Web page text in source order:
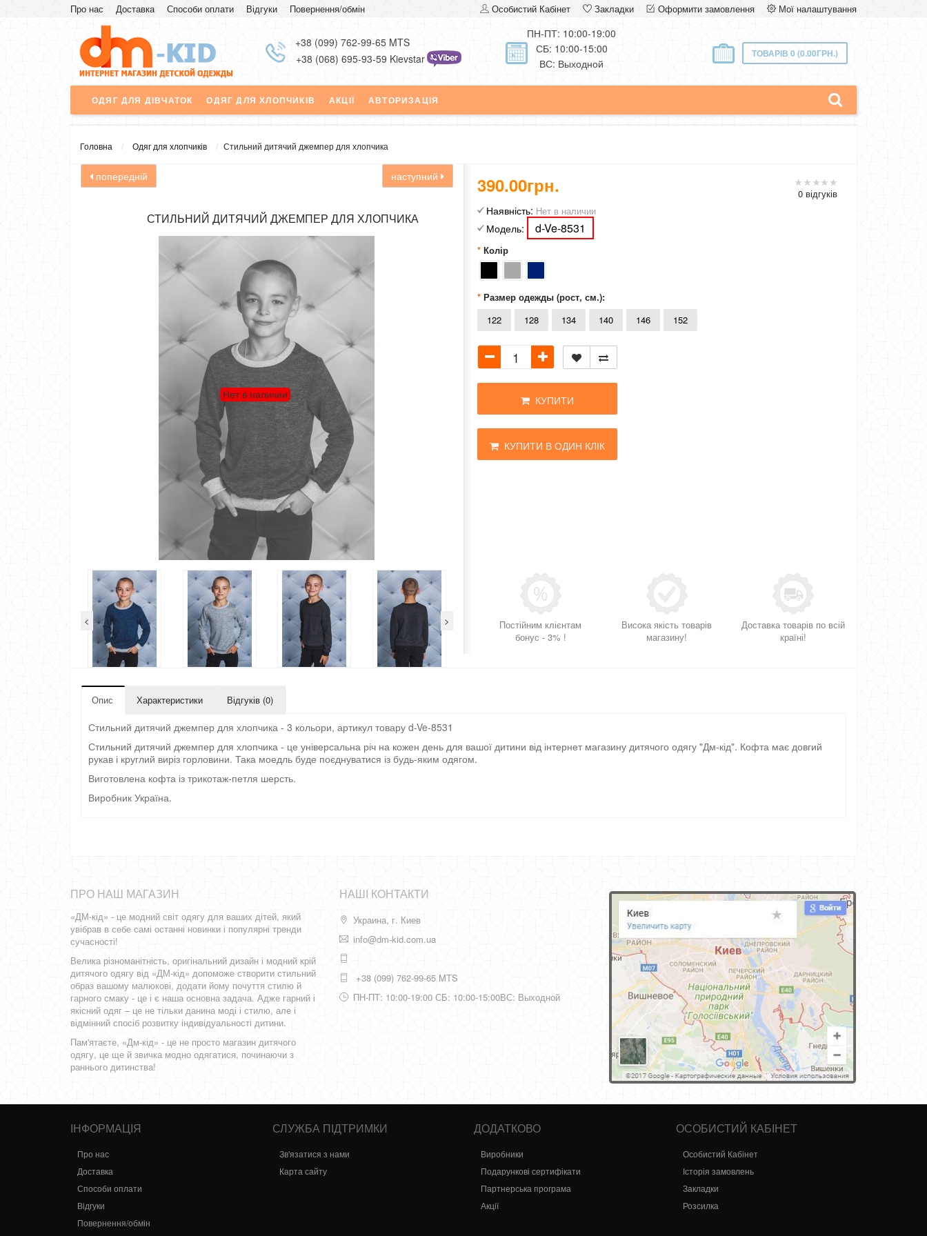
Про нас Доставка Способи оплати Відгуки
Повернення/обмін
Особистий Кабінет Закладки Оформити замовлення Мої налаштування
+38 (099) 762-99-65 MTS
+38 (068) 695-93-59 Kievstar
ПН-ПТ: 10:00-19:00
СБ: 10:00-15:00
ВС: Выходной
ТОВАРІВ 0 (0.00ГРН.)
ОДЯГ ДЛЯ ДІВЧАТОК ОДЯГ ДЛЯ ХЛОПЧИКІВ АКЦІЇ АВТОРИЗАЦІЯ
Головна Одяг для хлопчиків Стильний дитячий джемпер для хлопчика
попередній наступний
СТИЛЬНИЙ ДИТЯЧИЙ ДЖЕМПЕР ДЛЯ ХЛОПЧИКА
Нет в наличии
< >
0 відгуків
390.00грн.
Наявність: Нет в наличии
Модель: d-Ve-8531
Колір
Размер одежды (рост, см.):
122
128 134 140 146 152
КУПИТИ
КУПИТИ В ОДИН КЛІК
Постійним клієнтам
бонус - 3% !
Висока якість товарів
магазину!
Доставка товарів по всій
країні!
Опис Характеристики Відгуків (0)
Стильний дитячий джемпер для хлопчика - 3 кольори, артикул товару d-Ve-8531
Стильний дитячий джемпер для хлопчика - це універсальна річ на кожен день для вашої дитини від інтернет магазину дитячого одягу "Дм-кід". Кофта має довгий
рукав і круглий виріз горловини. Така моедль буде поєднуватися із будь-яким одягом.
Виготовлена кофта із трикотаж-петля шерсть.
Виробник Україна.
ПРО НАШ МАГАЗИН
«ДМ-кід» - це модний світ одягу для ваших дітей, який
увібрав в себе самі останні новинки і популярні тренди
сучасності!
Велика різноманітність, оригінальний дизайн і модний крій
дитячого одягу від «ДМ-кід» допоможе створити стильний
образ вашому малюкові, додати йому почуття стилю й
гарного смаку - це і є наша основна задача. Адже гарний і
якісний одяг – це не тільки данина моді і стилю, але і
відмінний спосіб розвитку індивідуальності дитини.
Пам'ятаєте, «Дм-кід» - це не просто магазин дитячого
одягу, це ще й звичка модно одягатися, починаючи з
раннього дитинства!
НАШІ КОНТАКТИ
Украина, г. Киев
info@dm-kid.com.ua
+38 (099) 762-99-65 MTS
ПН-ПТ: 10:00-19:00 СБ: 10:00-15:00ВС: Выходной
ІНФОРМАЦІЯ
Про нас
Доставка
Способи оплати
Відгуки
Повернення/обмін
СЛУЖБА ПІДТРИМКИ
Зв'язатися з нами
Карта сайту
ДОДАТКОВО
Виробники
Подарункові сертифікати
Партнерська програма
Акції
ОСОБИСТИЙ КАБІНЕТ
Особистий Кабінет
Історія замовлень
Закладки
Розсилка